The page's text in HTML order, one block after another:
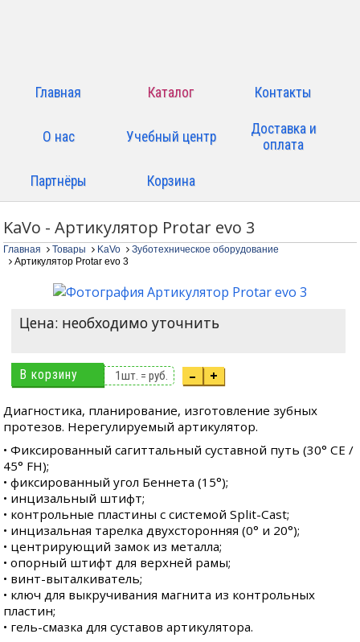
Главная Каталог Контакты
О нас Учебный центр
Доставка и
оплата
Партнёры Корзина
KaVo - Артикулятор Protar evo 3
Главная Товары KaVo
Зуботехническое оборудование
Артикулятор Protar evo 3
Цена: необходимо уточнить
В корзину 1шт. =руб. – +
Диагностика, планирование, изготовление зубных
протезов. Нерегулируемый артикулятор.
• Фиксированный сагиттальный суставной путь (30° СЕ /
45° FH);
• фиксированный угол Беннета (15°);
• инцизальный штифт;
• контрольные пластины с системой Split-Cast;
• инцизальная тарелка двухсторонняя (0° и 20°);
• центрирующий замок из металла;
• опорный штифт для верхней рамы;
• винт-выталкиватель;
• ключ для выкручивания магнита из контрольных
пластин;
• гель-смазка для суставов артикулятора.